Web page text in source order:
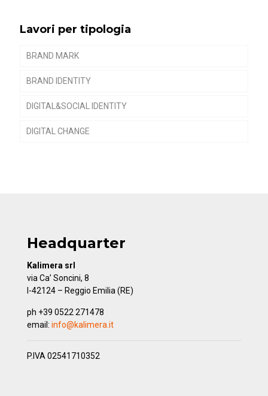
Lavori per tipologia
BRAND MARK
BRAND IDENTITY
DIGITAL&SOCIAL IDENTITY
DIGITAL CHANGE
Headquarter
Kalimera srl
via Ca’ Soncini, 8
I-42124 – Reggio Emilia (RE)
ph +39 0522 271478
email: info@kalimera.it
P.IVA 02541710352